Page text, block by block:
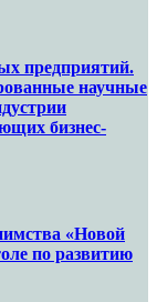
предприятий.
научные
бизнес-
«Новой
по развитию